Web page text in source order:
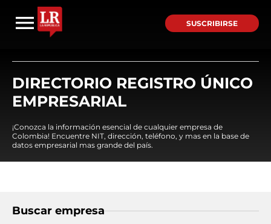
SUSCRIBIRSE
DIRECTORIO REGISTRO ÚNICO
EMPRESARIAL
¡Conozca la información esencial de cualquier empresa de
Colombia! Encuentre NIT, dirección, teléfono, y mas en la base de
datos empresarial mas grande del país.
Buscar empresa